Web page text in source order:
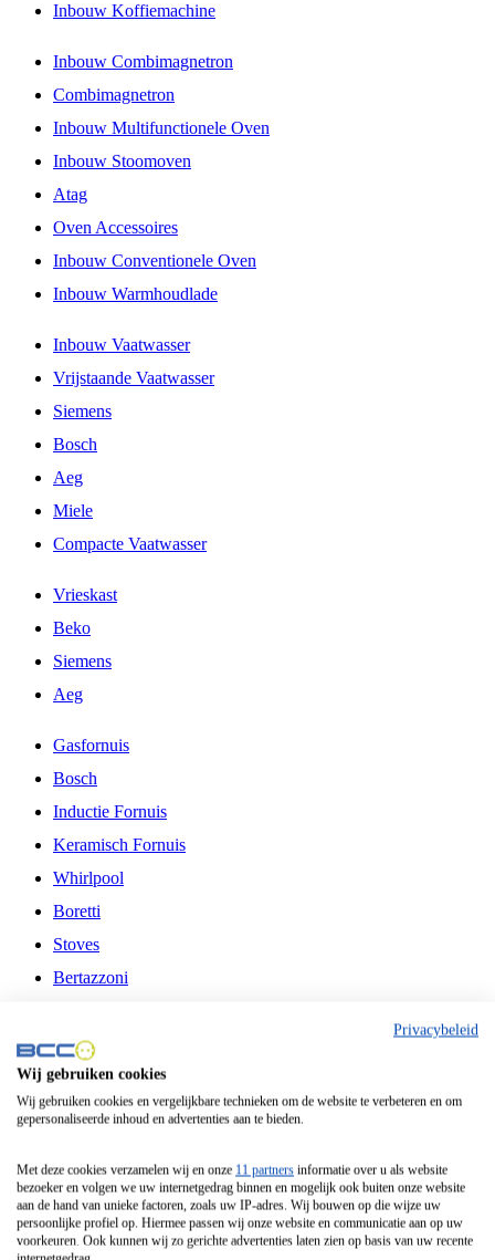
Inbouw Koffiemachine
Inbouw Combimagnetron
Combimagnetron
Inbouw Multifunctionele Oven
Inbouw Stoomoven
Atag
Oven Accessoires
Inbouw Conventionele Oven
Inbouw Warmhoudlade
Inbouw Vaatwasser
Vrijstaande Vaatwasser
Siemens
Bosch
Aeg
Miele
Compacte Vaatwasser
Vrieskast
Beko
Siemens
Aeg
Gasfornuis
Bosch
Inductie Fornuis
Keramisch Fornuis
Whirlpool
Boretti
Stoves
Bertazzoni
Fitelli
Airfryer
Frituurpan
Contactgrill
Broodbakmachine
Broodrooster
Privacybeleid
Wij gebruiken cookies
Wij gebruiken cookies en vergelijkbare technieken om de website te verbeteren en om
gepersonaliseerde inhoud en advertenties aan te bieden.
Met deze cookies verzamelen wij en onze 11 partners informatie over u als website
bezoeker en volgen we uw internetgedrag binnen en mogelijk ook buiten onze website
aan de hand van unieke factoren, zoals uw IP-adres. Wij bouwen op die wijze uw
persoonlijke profiel op. Hiermee passen wij onze website en communicatie aan op uw
voorkeuren. Ook kunnen wij zo gerichte advertenties laten zien op basis van uw recente